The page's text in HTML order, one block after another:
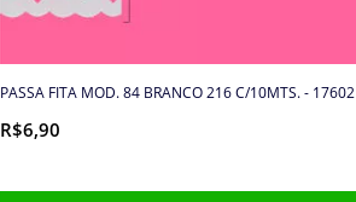
PASSA FITA MOD. 84 BRANCO 216 C/10MTS. - 17602
R$6,90